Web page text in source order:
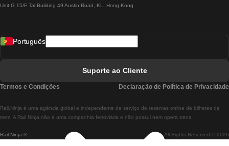
Comboios De Lisboa A Madrid
Comboios De Lisboa A Braga
Comboios De Braga A Lisboa
Unit G 15/F Tal Building 49 Austin Road, KL, Hong Kong
Rail Ninja ® All Rights Reserved © 2026
Rail.Ninja é uma agência global e independente de serviço de reservas online de bilhetes de
trem. A Rail Ninja não é uma companhia ferroviária e não possui nem opera trens.
Português
Suporte ao Cliente
Termos e Condições Declaração de Política de Privacidade